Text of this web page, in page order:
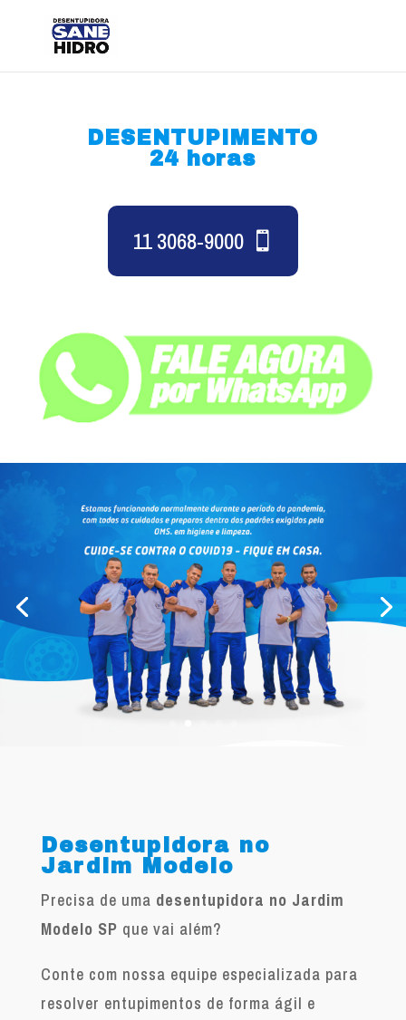
DESENTUPIMENTO
24 horas
11 3068-9000
Desentupidora no
Jardim Modelo
Precisa de uma desentupidora no Jardim
Modelo SP que vai além?
Conte com nossa equipe especializada para
resolver entupimentos de forma ágil e